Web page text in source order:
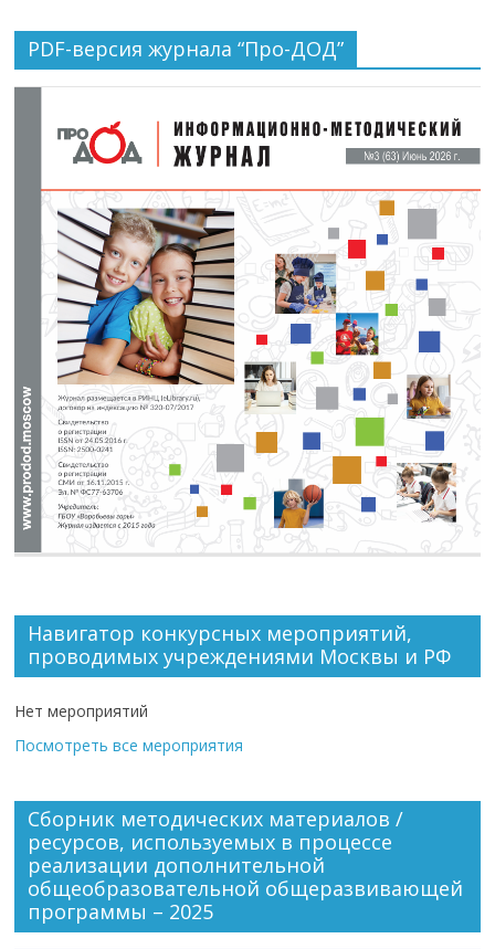
PDF-версия журнала “Про-ДОД”
Навигатор конкурсных мероприятий,
проводимых учреждениями Москвы и РФ
Нет мероприятий
Посмотреть все мероприятия
Сборник методических материалов /
ресурсов, используемых в процессе
реализации дополнительной
общеобразовательной общеразвивающей
программы – 2025